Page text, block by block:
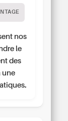
nos
le
des
une